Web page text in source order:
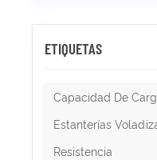
ETIQUETAS
Capacidad De
Estanterías
Resistencia